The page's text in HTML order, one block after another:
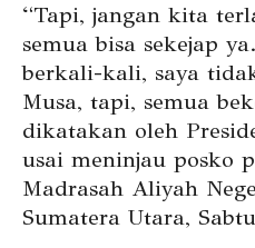
“Tapi, jangan kita
semua bisa sekejap
berkali-kali, saya
Musa, tapi, semua
dikatakan oleh
usai meninjau posko
Madrasah Aliyah
Sumatera Utara,